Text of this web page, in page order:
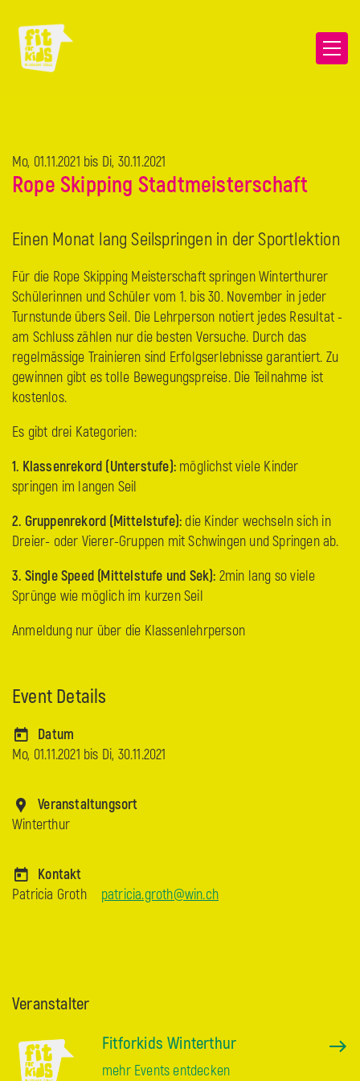
Mo, 01.11.2021 bis Di, 30.11.2021
Rope Skipping Stadtmeisterschaft
Einen Monat lang Seilspringen in der Sportlektion
Für die Rope Skipping Meisterschaft springen Winterthurer
Schülerinnen und Schüler vom 1. bis 30. November in jeder
Turnstunde übers Seil. Die Lehrperson notiert jedes Resultat -
am Schluss zählen nur die besten Versuche. Durch das
regelmässige Trainieren sind Erfolgserlebnisse garantiert. Zu
gewinnen gibt es tolle Bewegungspreise. Die Teilnahme ist
kostenlos.
Es gibt drei Kategorien:
1. Klassenrekord (Unterstufe): möglichst viele Kinder
springen im langen Seil
2. Gruppenrekord (Mittelstufe): die Kinder wechseln sich in
Dreier- oder Vierer-Gruppen mit Schwingen und Springen ab.
3. Single Speed (Mittelstufe und Sek): 2min lang so viele
Sprünge wie möglich im kurzen Seil
Anmeldung nur über die Klassenlehrperson
Event Details
Datum
Mo, 01.11.2021 bis Di, 30.11.2021
Veranstaltungsort
Winterthur
Kontakt
Patricia Groth
patricia.groth@win.ch
Veranstalter
Fitforkids Winterthur
mehr Events entdecken